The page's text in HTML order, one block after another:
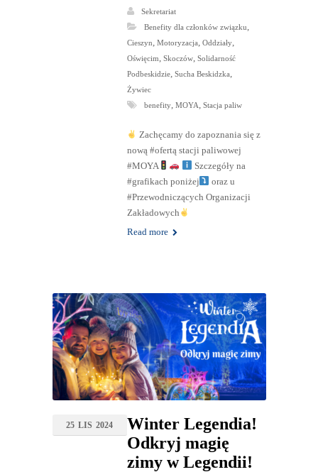
Sekretariat
Benefity dla członków związku,
Cieszyn, Motoryzacja, Oddziały,
Oświęcim, Skoczów, Solidarność
Podbeskidzie, Sucha Beskidzka,
Żywiec
benefity, MOYA, Stacja paliw
Zachęcamy do zapoznania się z
nową #ofertą stacji paliwowej
#MOYA
Szczegóły na
#grafikach poniżej
oraz u
#Przewodniczących Organizacji
Zakładowych
Read more
25 LIS 2024
Winter Legendia!
Odkryj magię
zimy w Legendii!